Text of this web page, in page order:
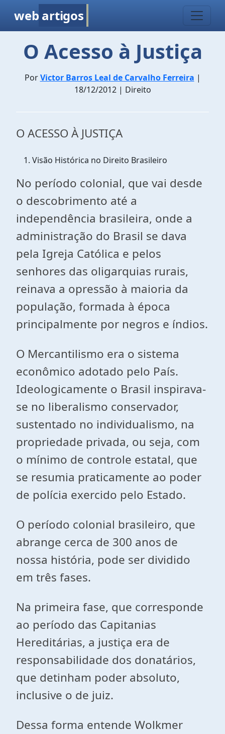
web artigos
O Acesso à Justiça
PorVictor Barros Leal de Carvalho Ferreira |
18/12/2012 | Direito
O ACESSO À JUSTIÇA
Visão Histórica no Direito Brasileiro
No período colonial, que vai desde
o descobrimento até a
independência brasileira, onde a
administração do Brasil se dava
pela Igreja Católica e pelos
senhores das oligarquias rurais,
reinava a opressão à maioria da
população, formada à época
principalmente por negros e índios.
O Mercantilismo era o sistema
econômico adotado pelo País.
Ideologicamente o Brasil inspirava-
se no liberalismo conservador,
sustentado no individualismo, na
propriedade privada, ou seja, com
o mínimo de controle estatal, que
se resumia praticamente ao poder
de polícia exercido pelo Estado.
O período colonial brasileiro, que
abrange cerca de 300 anos de
nossa história, pode ser dividido
em três fases.
Na primeira fase, que corresponde
ao período das Capitanias
Hereditárias, a justiça era de
responsabilidade dos donatários,
que detinham poder absoluto,
inclusive o de juiz.
Dessa forma entende Wolkmer